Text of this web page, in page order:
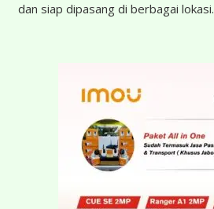
dan siap dipasang di berbagai lokasi.